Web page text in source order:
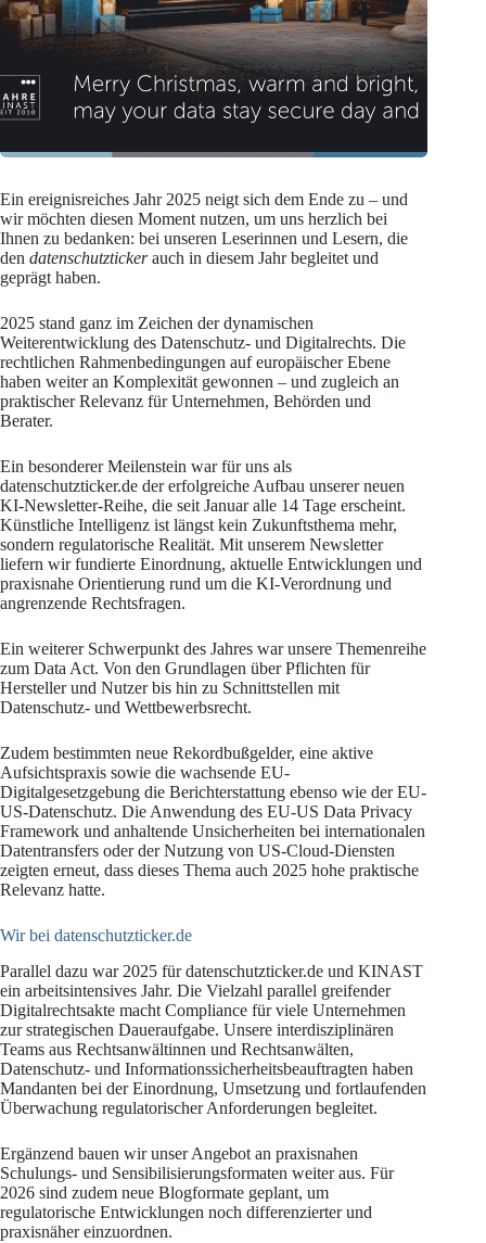
Ein ereignisreiches Jahr 2025 neigt sich dem Ende zu – und
wir möchten diesen Moment nutzen, um uns herzlich bei
Ihnen zu bedanken: bei unseren Leserinnen und Lesern, die
den datenschutztickerauch in diesem Jahr begleitet und
geprägt haben.
2025 stand ganz im Zeichen der dynamischen
Weiterentwicklung des Datenschutz- und Digitalrechts. Die
rechtlichen Rahmenbedingungen auf europäischer Ebene
haben weiter an Komplexität gewonnen – und zugleich an
praktischer Relevanz für Unternehmen, Behörden und
Berater.
Ein besonderer Meilenstein war für uns als
datenschutzticker.de der erfolgreiche Aufbau unserer neuen
KI-Newsletter-Reihe, die seit Januar alle 14 Tage erscheint.
Künstliche Intelligenz ist längst kein Zukunftsthema mehr,
sondern regulatorische Realität. Mit unserem Newsletter
liefern wir fundierte Einordnung, aktuelle Entwicklungen und
praxisnahe Orientierung rund um die KI-Verordnung und
angrenzende Rechtsfragen.
Ein weiterer Schwerpunkt des Jahres war unsere Themenreihe
zum Data Act. Von den Grundlagen über Pflichten für
Hersteller und Nutzer bis hin zu Schnittstellen mit
Datenschutz- und Wettbewerbsrecht.
Zudem bestimmten neue Rekordbußgelder, eine aktive
Aufsichtspraxis sowie die wachsende EU-
Digitalgesetzgebung die Berichterstattung ebenso wie der EU-
US-Datenschutz. Die Anwendung des EU-US Data Privacy
Framework und anhaltende Unsicherheiten bei internationalen
Datentransfers oder der Nutzung von US-Cloud-Diensten
zeigten erneut, dass dieses Thema auch 2025 hohe praktische
Relevanz hatte.
Wir bei datenschutzticker.de
Parallel dazu war 2025 für datenschutzticker.de und KINAST
ein arbeitsintensives Jahr. Die Vielzahl parallel greifender
Digitalrechtsakte macht Compliance für viele Unternehmen
zur strategischen Daueraufgabe. Unsere interdisziplinären
Teams aus Rechtsanwältinnen und Rechtsanwälten,
Datenschutz- und Informationssicherheitsbeauftragten haben
Mandanten bei der Einordnung, Umsetzung und fortlaufenden
Überwachung regulatorischer Anforderungen begleitet.
Ergänzend bauen wir unser Angebot an praxisnahen
Schulungs- und Sensibilisierungsformaten weiter aus. Für
2026 sind zudem neue Blogformate geplant, um
regulatorische Entwicklungen noch differenzierter und
praxisnäher einzuordnen.